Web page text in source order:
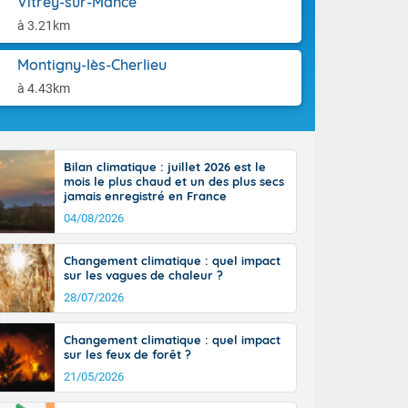
à 3.21km
Montigny-lès-Cherlieu
à 4.43km
le Poitou-
8 à 13
26 sur le
le sud-
Bilan climatique : juillet 2026 est le
mois le plus chaud et un des plus secs
jamais enregistré en France
04/08/2026
Changement climatique : quel impact
sur les vagues de chaleur ?
28/07/2026
Changement climatique : quel impact
sur les feux de forêt ?
21/05/2026